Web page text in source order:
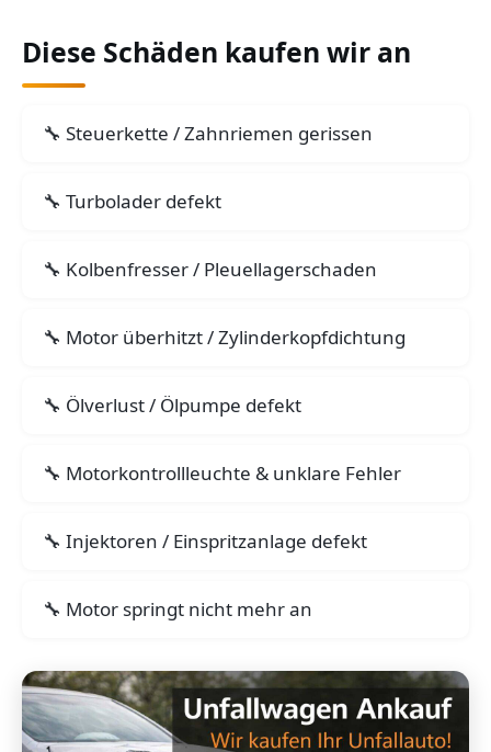
Diese Schäden kaufen wir an
Steuerkette / Zahnriemen gerissen
Turbolader defekt
Kolbenfresser / Pleuellagerschaden
Motor überhitzt / Zylinderkopfdichtung
Ölverlust / Ölpumpe defekt
Motorkontrollleuchte & unklare Fehler
Injektoren / Einspritzanlage defekt
Motor springt nicht mehr an